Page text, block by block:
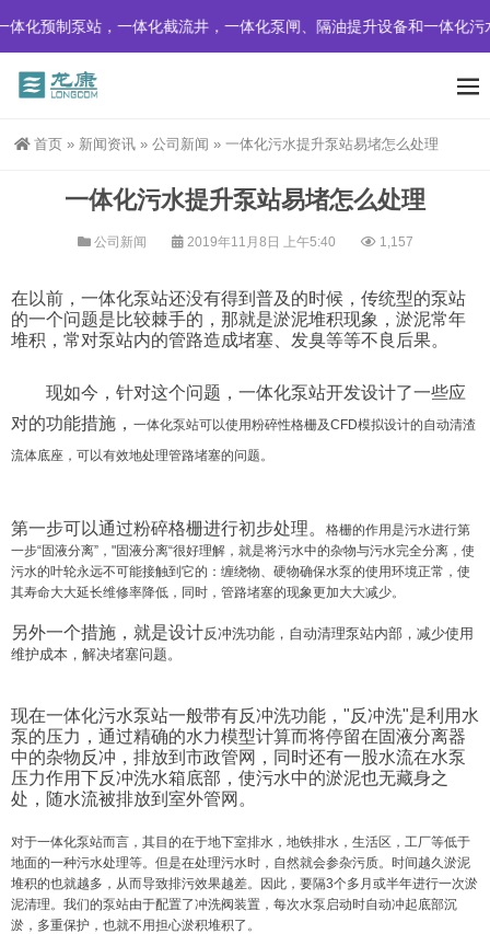
化预制泵站，一体化截流井，一体化泵闸、隔油提升设备和一体化污
首页 » 新闻资讯 » 公司新闻 » 一体化污水提升泵站易堵怎么处理
一体化污水提升泵站易堵怎么处理
公司新闻 2019年11月8日 上午5:40 1,157
在以前，一体化泵站还没有得到普及的时候，传统型的泵站
的一个问题是比较棘手的，那就是淤泥堆积现象，淤泥常年
堆积，常对泵站内的管路造成堵塞、发臭等等不良后果。
现如今，针对这个问题，一体化泵站开发设计了一些应
对的功能措施， 一体化泵站可以使用粉碎性格栅及CFD模拟设计的自动清渣
流体底座， 可以有效地处理管路堵塞的问题。
第一步可以通过粉碎格栅进行初步处理。
格栅的作用是污水进行第
一步“固液分离”， "固液分离“很好理解，就是将污水中的杂物与污水完全分离，使
污水的叶轮永远不可能接触到它的：缠绕物、硬物确保水泵的使用环境正常，使
其寿命大大延长维修率降低，同时，管路堵塞的现象更加大大减少。
另外一个措施，就是设计反冲洗功能，自动清理泵站内部，减少使用
维护成本，解决堵塞问题。
现在一体化污水泵站一般带有反冲洗功能，"反冲洗"是利用水
泵的压力，通过精确的水力模型计算而将停留在固液分离器
中的杂物反冲，排放到市政管网，同时还有一股水流在水泵
压力作用下反冲洗水箱底部，使污水中的淤泥也无藏身之
处，随水流被排放到室外管网。
对于一体化泵站而言，其目的在于地下室排水，地铁排水，生活区，工厂等低于
地面的一种污水处理等。但是在处理污水时，自然就会参杂污质。时间越久淤泥
堆积的也就越多，从而导致排污效果越差。因此，要隔3个多月或半年进行一次淤
泥清理。我们的泵站由于配置了冲洗阀装置，每次水泵启动时自动冲起底部沉
淤，多重保护，也就不用担心淤积堆积了。